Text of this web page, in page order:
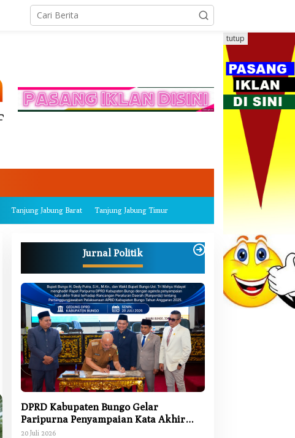
Tanjung Jabung Barat Tanjung Jabung Timur
tutup
Jurnal Politik
DPRD Kabupaten Bungo Gelar
Paripurna Penyampaian Kata Akhir
Fraksi terhadap Ranperda
20 Juli 2026